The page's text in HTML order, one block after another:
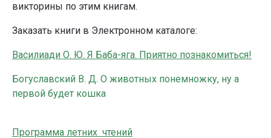
викторины по этим книгам.
Заказать книги в Электронном каталоге:
Василиади О. Ю. Я Баба-яга. Приятно познакомиться!
Богуславский В. Д. О животных понемножку, ну а
первой будет кошка
Программа летних чтений